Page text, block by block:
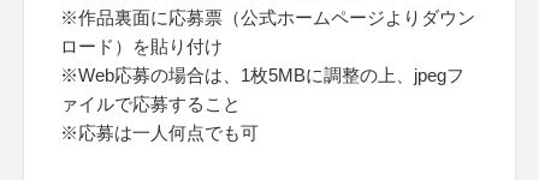
※作品裏面に応募票（公式ホームページよりダウン
ロード）を貼り付け
※Web応募の場合は、1枚5MBに調整の上、jpegフ
ァイルで応募すること
※応募は一人何点でも可